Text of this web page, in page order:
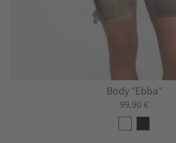
Body "Ebba"
99,90 €